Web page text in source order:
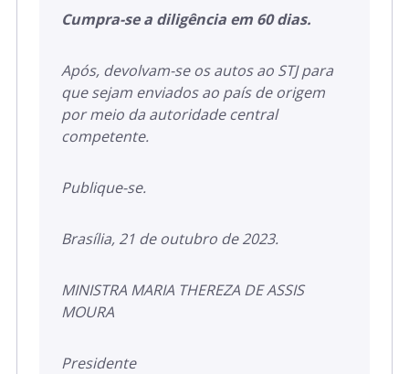
Cumpra-se a diligência em 60 dias.
Após, devolvam-se os autos ao STJ para
que sejam enviados ao país de origem
por meio da autoridade central
competente.
Publique-se.
Brasília, 21 de outubro de 2023.
MINISTRA MARIA THEREZA DE ASSIS
MOURA
Presidente